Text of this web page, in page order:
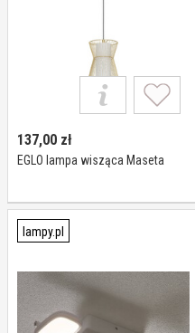
137,00 zł
EGLO lampa wisząca Maseta
lampy.pl